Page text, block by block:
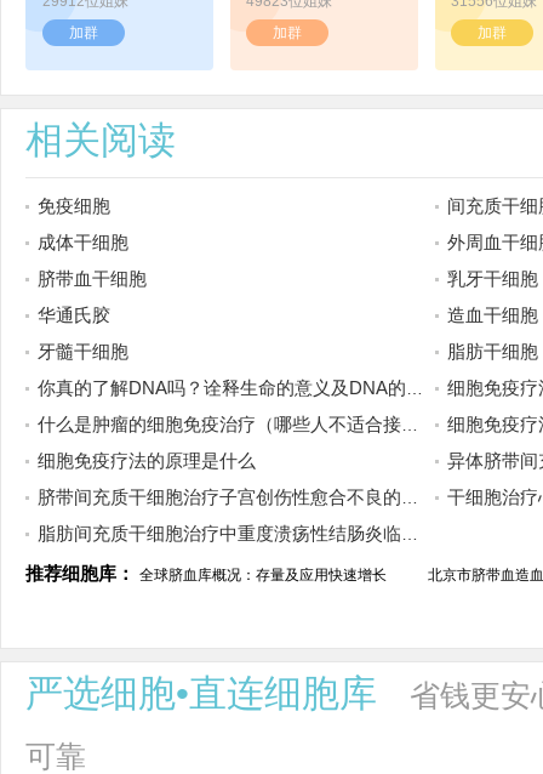
加群
加群
加群
相关阅读
免疫细胞
间充质干细
成体干细胞
外周血干细
脐带血干细胞
乳牙干细胞
华通氏胶
造血干细胞
牙髓干细胞
脂肪干细胞
你真的了解DNA吗？诠释生命的意义及DNA的前世今生
细胞免疫
什么是肿瘤的细胞免疫治疗（哪些人不适合接受免疫治疗）
细胞免疫
细胞免疫疗法的原理是什么
异体脐带间充质
脐带间充质干细胞治疗子宫创伤性愈合不良的临床研究
干细胞治
脂肪间充质干细胞治疗中重度溃疡性结肠炎临床研究
推荐细胞库：
全球脐血库概况：存量及应用快速增长 北京市脐带血造
严选细胞•直连细胞库
省钱更安
可靠